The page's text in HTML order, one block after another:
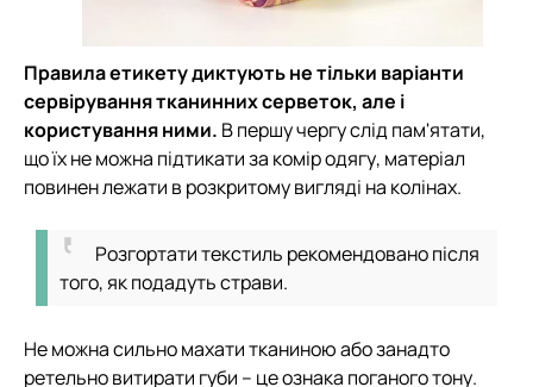
Правила етикету диктують не тільки варіанти
сервірування тканинних серветок, але і
користування ними. В першу чергу слід пам'ятати,
що їх не можна підтикати за комір одягу, матеріал
повинен лежати в розкритому вигляді на колінах.
Розгортати текстиль рекомендовано після
того, як подадуть страви.
Не можна сильно махати тканиною або занадто
ретельно витирати губи – це ознака поганого тону.